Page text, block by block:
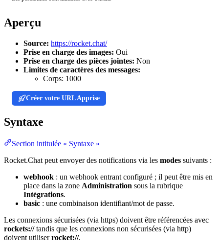
Aperçu
Source: https://rocket.chat/
Prise en charge des images: Oui
Prise en charge des pièces jointes: Non
Limites de caractères des messages:
Corps: 1000
Créer votre URL Apprise
Syntaxe
Section intitulée « Syntaxe »
Rocket.Chat peut envoyer des notifications via les modes suivants :
webhook : un webhook entrant configuré ; il peut être mis en
place dans la zone Administration sous la rubrique
Intégrations.
basic : une combinaison identifiant/mot de passe.
Les connexions sécurisées (via https) doivent être référencées avec
rockets://tandis que les connexions non sécurisées (via http)
doivent utiliserrocket://.